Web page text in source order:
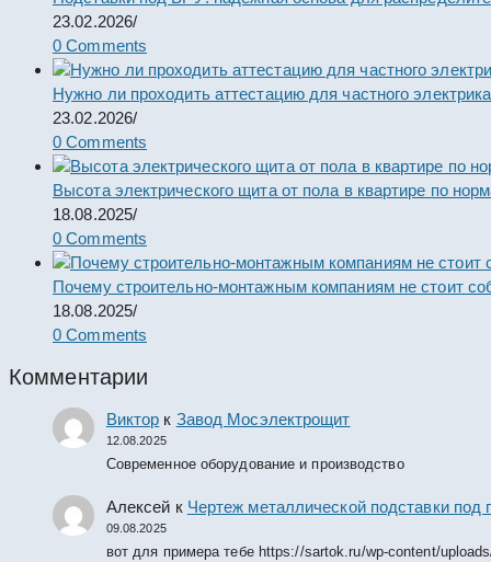
23.02.2026/
0 Comments
Нужно ли проходить аттестацию для частного
23.02.2026/
0 Comments
Высота электрического щита от пола в квартире по
18.08.2025/
0 Comments
Почему строительно-монтажным компаниям не стоит
18.08.2025/
0 Comments
Комментарии
Виктор к Завод Мосэлектрощит
12.08.2025
Современное оборудование и производство
Алексей к Чертеж металлической подставки
09.08.2025
вот для примера тебе https://sartok.ru/wp-content/